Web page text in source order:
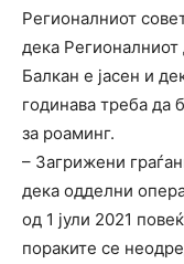
Регионалниот
дека
Балкан е јасен и
годинава треба да
за роаминг.
– Загрижени
дека одделни
од 1 јули 2021
пораките се